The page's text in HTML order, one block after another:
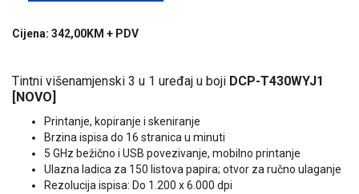
Cijena: 342,00KM + PDV
Tintni višenamjenski 3 u 1 uređaj u boji DCP-T430WYJ1
[NOVO]
Printanje, kopiranje i skeniranje
Brzina ispisa do 16 stranica u minuti
5 GHz bežično i USB povezivanje, mobilno printanje
Ulazna ladica za 150 listova papira; otvor za ručno ulaganje
Rezolucija ispisa: Do 1.200 x 6.000 dpi